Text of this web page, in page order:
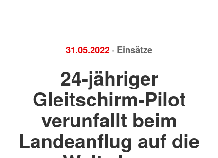
31.05.2022 · Einsätze
24-jähriger
Gleitschirm-Pilot
verunfallt beim
Landeanflug auf die